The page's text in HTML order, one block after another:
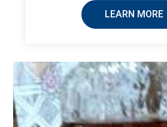
LEARN MORE